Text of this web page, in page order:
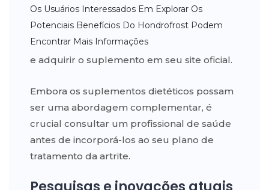
Os Usuários Interessados Em Explorar Os
Potenciais Benefícios Do Hondrofrost Podem
Encontrar Mais Informações
e adquirir o suplemento em seu site oficial.
Embora os suplementos dietéticos possam
ser uma abordagem complementar, é
crucial consultar um profissional de saúde
antes de incorporá-los ao seu plano de
tratamento da artrite.